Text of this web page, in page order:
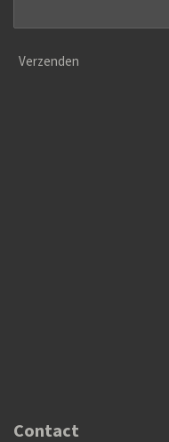
Verzenden
Contact